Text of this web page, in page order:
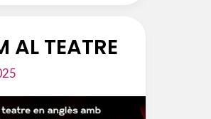
AL TEATRE